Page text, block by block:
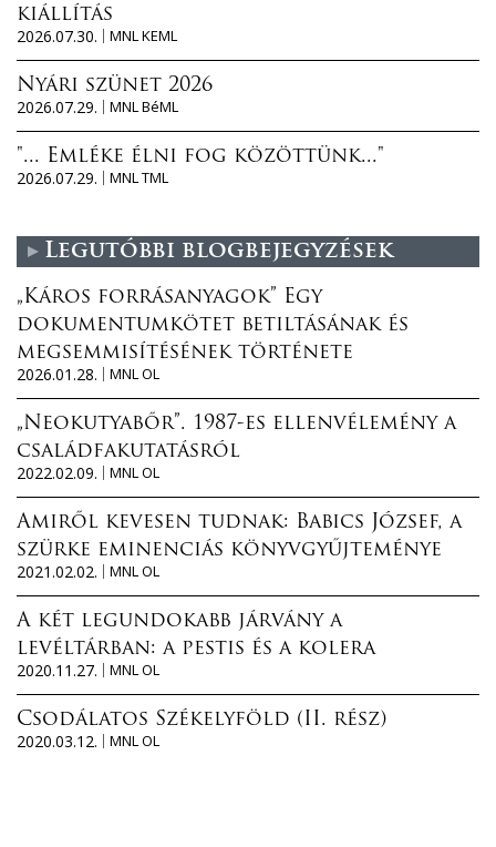
kiállítás
2026.07.30.
MNL KEML
Nyári szünet 2026
2026.07.29.
MNL BéML
"... Emléke élni fog közöttünk..."
2026.07.29.
MNL TML
Legutóbbi blogbejegyzések
„Káros forrásanyagok” Egy
dokumentumkötet betiltásának és
megsemmisítésének története
2026.01.28.
MNL OL
„Neokutyabőr”. 1987-es ellenvélemény a
családfakutatásról
2022.02.09.
MNL OL
Amiről kevesen tudnak: Babics József, a
szürke eminenciás könyvgyűjteménye
2021.02.02.
MNL OL
A két legundokabb járvány a
levéltárban: a pestis és a kolera
2020.11.27.
MNL OL
Csodálatos Székelyföld (II. rész)
2020.03.12.
MNL OL